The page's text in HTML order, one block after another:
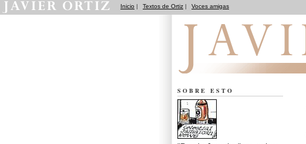
Inicio | Textos de Ortiz | Voces amigas
SOBRE ESTO